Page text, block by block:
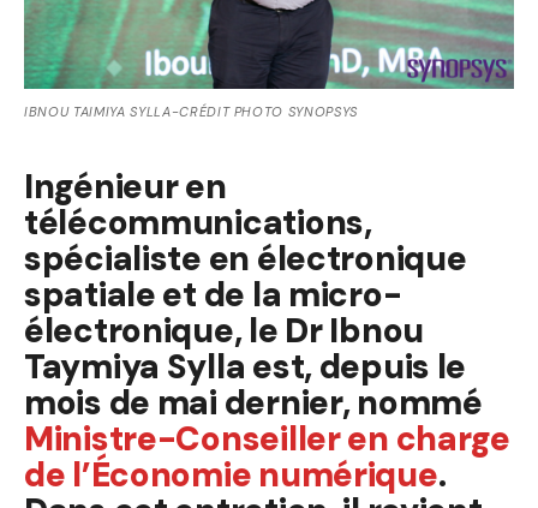
IBNOU TAIMIYA SYLLA-CRÉDIT PHOTO SYNOPSYS
Ingénieur en
télécommunications,
spécialiste en électronique
spatiale et de la micro-
électronique, le Dr Ibnou
Taymiya Sylla est, depuis le
mois de mai dernier, nommé
Ministre-Conseiller en charge
de l’Économie numérique.